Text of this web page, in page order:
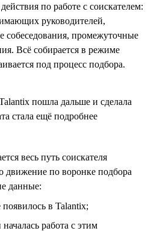
по работе с соискателем:
руководителей,
собеседования, промежуточные
Всё собирается в режиме
под процесс подбора.
пошла дальше и сделала
стала ещё подробнее
весь путь соискателя
движение по воронке подбора
данные:
появилось в Talantix;
работа с этим